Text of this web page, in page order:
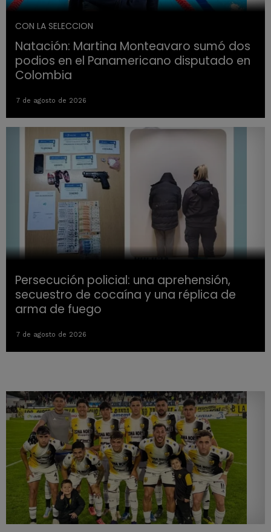
CON LA SELECCION
Natación: Martina Monteavaro sumó dos
podios en el Panamericano disputado en
Colombia
7 de agosto de 2026
Persecución policial: una aprehensión,
secuestro de cocaína y una réplica de
arma de fuego
7 de agosto de 2026